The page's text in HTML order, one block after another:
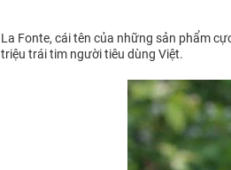
La Fonte, cái tên của những sản phẩm
triệu trái tim người tiêu dùng Việt.